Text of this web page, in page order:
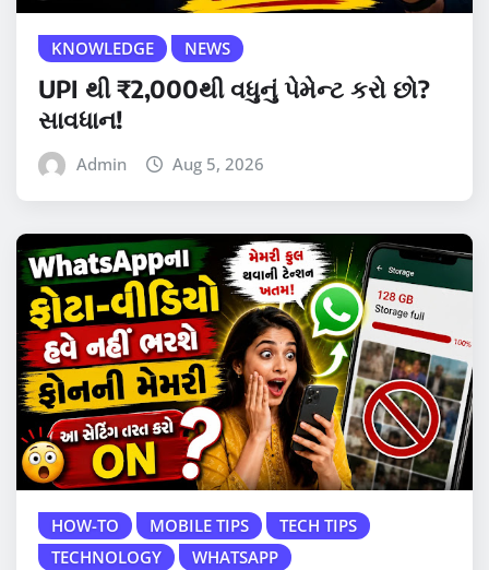
KNOWLEDGE NEWS
UPI થી ₹2,000થી વધુનું પેમેન્ટ કરો છો?
સાવધાન!
Admin Aug 5, 2026
HOW-TO MOBILE TIPS
TECH TIPS
TECHNOLOGY
WHATSAPP